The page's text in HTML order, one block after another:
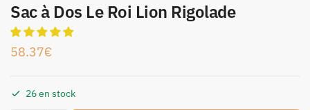
Sac à Dos Le Roi Lion Rigolade
58.37€
26 en stock